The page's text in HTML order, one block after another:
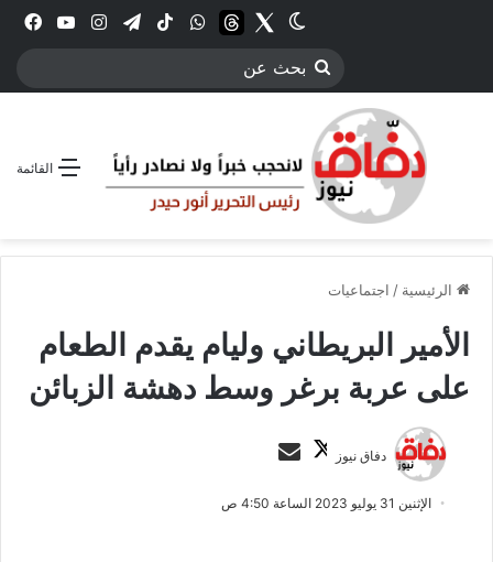
انستقرامتيلقرام‫TikTokواتسابthreadsTwitter
الوضع المظلم
بحث
القائمة
الرئيسية / اجتماعيات
الأمير البريطاني وليام يقدم الطعام
على عربة برغر وسط دهشة الزبائن
دفاق نيوز
ت
ب
س
الإثنين 31 يوليو 2023 الساعة 4:50 ص